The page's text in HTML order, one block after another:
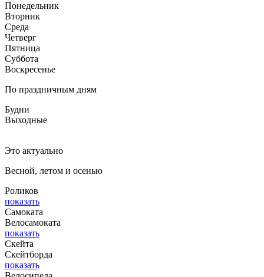
Понедельник
Вторник
Среда
Четверг
Пятница
Суббота
Воскресенье
По праздничным дням
Будни
Выходные
Это актуально
Весной, летом и осенью
Роликов
показать
Самоката
Велосамоката
показать
Скейта
Скейтборда
показать